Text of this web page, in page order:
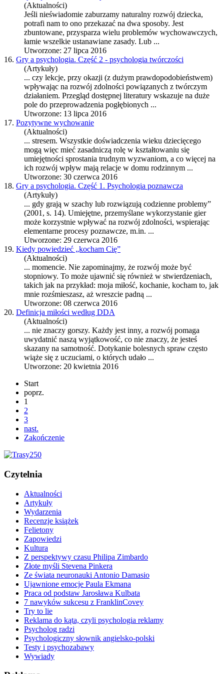
(Aktualności)
Jeśli nieświadomie zaburzamy naturalny rozwój dziecka,
potrafi nam to ono przekazać na dwa sposoby. Jest
zbuntowane, przysparza wielu problemów wychowawczych,
łamie wszelkie ustanawiane zasady. Lub ...
Utworzone: 27 lipca 2016
16. Gry a psychologia. Część 2 - psychologia twórczości
(Artykuły)
... czy lekcje, przy okazji (z dużym prawdopodobieństwem)
wpływając na rozwój zdolności powiązanych z twórczym
działaniem. Przegląd dostępnej literatury wskazuje na duże
pole do przeprowadzenia pogłębionych ...
Utworzone: 13 lipca 2016
17. Pozytywne wychowanie
(Aktualności)
... stresem. Wszystkie doświadczenia wieku dziecięcego
mogą więc mieć zasadniczą rolę w kształtowaniu się
umiejętności sprostania trudnym wyzwaniom, a co więcej na
ich rozwój wpływ mają relacje w domu rodzinnym ...
Utworzone: 30 czerwca 2016
18. Gry a psychologia. Część 1. Psychologia poznawcza
(Artykuły)
... gdy grają w szachy lub rozwiązują codzienne problemy”
(2001, s. 14). Umiejętne, przemyślane wykorzystanie gier
może korzystnie wpływać na rozwój zdolności, wspierając
elementarne procesy poznawcze, m.in. ...
Utworzone: 29 czerwca 2016
19. Kiedy powiedzieć „kocham Cię”
(Aktualności)
... momencie. Nie zapominajmy, że rozwój może być
stopniowy. To może ujawnić się również w stwierdzeniach,
takich jak na przykład: moja miłość, kochanie, kocham to, jak
mnie rozśmieszasz, aż wreszcie padną ...
Utworzone: 08 czerwca 2016
20. Definicja miłości według DDA
(Aktualności)
... nie znaczy gorszy. Każdy jest inny, a rozwój pomaga
uwydatnić naszą wyjątkowość, co nie znaczy, że jesteś
skazany na samotność. Dotykanie bolesnych spraw często
wiąże się z uczuciami, o których udało ...
Utworzone: 20 kwietnia 2016
Start
poprz.
1
2
3
nast.
Zakończenie
Czytelnia
Aktualności
Artykuły
Wydarzenia
Recenzje książek
Felietony
Zapowiedzi
Kultura
Z perspektywy czasu Philipa Zimbardo
Złote myśli Stevena Pinkera
Ze świata neuronauki Antonio Damasio
Ujawnione emocje Paula Ekmana
Praca od podstaw Jarosława Kulbata
7 nawyków sukcesu z FranklinCovey
Try to lie
Reklama do kąta, czyli psychologia reklamy
Psycholog radzi
Psychologiczny słownik angielsko-polski
Testy i psychozabawy
Wywiady